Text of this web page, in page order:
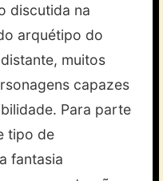
discutida na
arquétipo do
muitos
capazes
Para parte
tipo de
fantasia